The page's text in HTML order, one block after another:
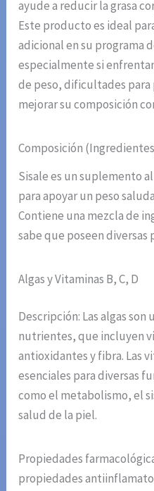
ayude a reducir la grasa
Este producto es ideal
adicional en su programa
especialmente si
de peso, dificultades para
mejorar su composición
Composición
Sisale es un suplemento
para apoyar un peso
Contiene una mezcla de
sabe que poseen
Algas y Vitaminas B, C, D
Descripción: Las algas
nutrientes, que incluyen
antioxidantes y fibra. Las
esenciales para diversas
como el metabolismo, el
salud de la piel.
Propiedades
propiedades